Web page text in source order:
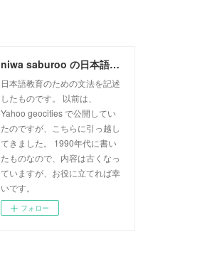
niwa saburoo の日本語文法概説
日本語教育のための文法を記述
したものです。 以前は、
Yahoo geocities で公開してい
たのですが、こちらに引っ越し
てきました。 1990年代に書い
たものなので、内容は古くなっ
ていますが、お役に立てれば幸
いです。
フォロー